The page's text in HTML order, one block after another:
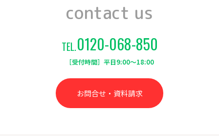
contact us
TEL.0120-068-850
［受付時間］平日9:00～18:00
お問合せ・資料請求